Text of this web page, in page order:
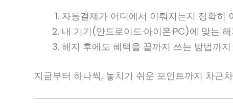
자동결제가 어디에서 이뤄지는지 정확히
내 기기(안드로이드·아이폰·PC)에 맞는
해지 후에도 혜택을 끝까지 쓰는 방법까
지금부터 하나씩, 놓치기 쉬운 포인트까지 차근